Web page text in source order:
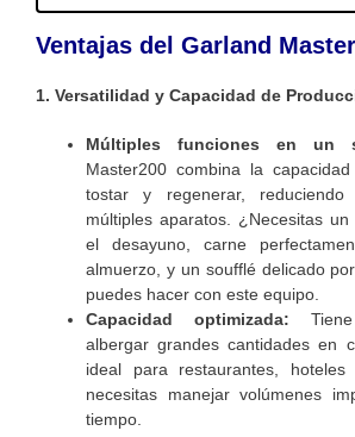
Ventajas del Garland
1. Versatilidad y Capacidad de
Múltiples funciones en un
Master200 combina la
tostar y regenerar,
múltiples aparatos. ¿Necesitas
el desayuno, carne
almuerzo, y un soufflé delicado
puedes hacer con este equipo.
Capacidad optimizada:
albergar grandes cantidades en
ideal para restaurantes,
necesitas manejar volúmenes
tiempo.